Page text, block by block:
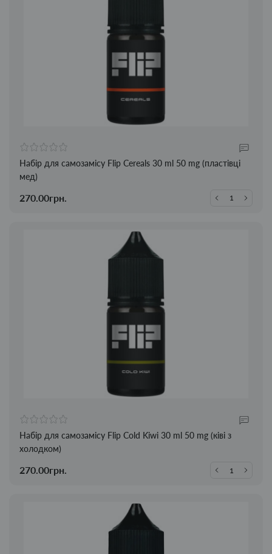
Набір для самозамісу Flip Cereals 30 ml 50 mg (пластівці
мед)
270.00грн.
Набір для самозамісу Flip Cold Kiwi 30 ml 50 mg (ківі з
холодком)
270.00грн.